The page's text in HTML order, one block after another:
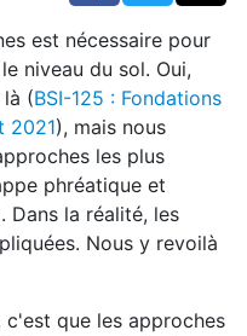
est nécessaire pour
niveau du sol. Oui,
là (BSI-125 : Fondations
2021), mais nous
les plus
phréatique et
Dans la réalité, les
Nous y revoilà
que les approches